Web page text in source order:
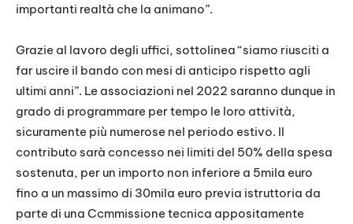
importanti realtà che la animano”.
Grazie al lavoro degli uffici, sottolinea “siamo riusciti a
far uscire il bando con mesi di anticipo rispetto agli
ultimi anni”. Le associazioni nel 2022 saranno dunque in
grado di programmare per tempo le loro attività,
sicuramente più numerose nel periodo estivo. Il
contributo sarà concesso nei limiti del 50% della spesa
sostenuta, per un importo non inferiore a 5mila euro
fino a un massimo di 30mila euro previa istruttoria da
parte di una Ccmmissione tecnica appositamente